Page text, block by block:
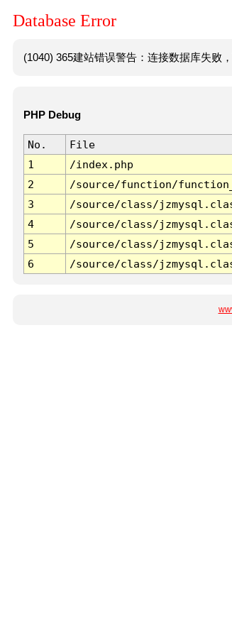
Database Error
(1040) 365建站错误警告：连接数据库失败
PHP Debug
No. File
1
/index.php
2
/source/function/
3
/source/class/
4
/source/class/
5
/source/class/
6
/source/class/